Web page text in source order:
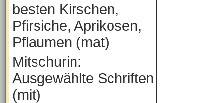
besten Kirschen,
Pfirsiche, Aprikosen,
Pflaumen (mat)
Mitschurin:
Ausgewählte Schriften
(mit)